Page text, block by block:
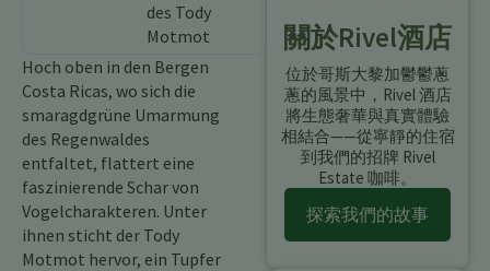
des Tody
Motmot
Hoch oben in den Bergen
Costa Ricas, wo sich die
smaragdgrüne Umarmung
des Regenwaldes
entfaltet, flattert eine
faszinierende Schar von
Vogelcharakteren. Unter
ihnen sticht der Tody
Motmot hervor, ein Tupfer
關於Rivel酒店
位於哥斯大黎加鬱鬱蔥
蔥的風景中，Rivel 酒店
將生態奢華與真實體驗
相結合——從寧靜的住宿
到我們的招牌 Rivel
Estate 咖啡。
探索我們的故事